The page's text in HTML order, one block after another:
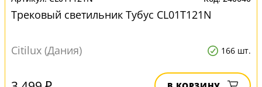
Трековый светильник Тубус CL01T121N
Citilux (Дания) 166 шт.